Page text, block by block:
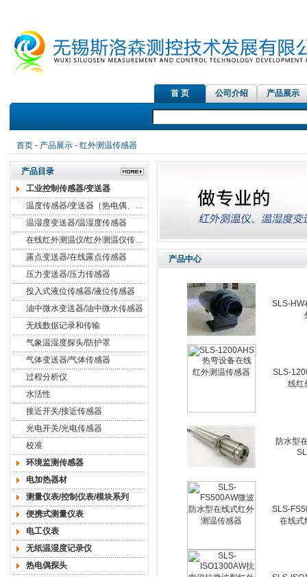
首 页 公司介绍 产品展示
首页- 产品展示- 红外测温传感器
产品目录
工业控制传感器/变送器
温度传感器/变送器（热电偶、热电阻）
温湿度变送器/温湿度传感器
在线红外测温仪/红外测温仪传感器
露点变送器/在线露点传感器
压力变送器/压力传感器
投入式液位传感器/液位传感器
油中微水变送器/油中微水传感器
无线数据记录和传输
气象温湿度探头/防护罩
气体变送器/气体传感器
过程分析仪
水活性
接近开关/接近传感器
光电开关/光电传感器
校准
环境监测传感器
电加热器材
测量仪表/控制仪表/模块系列
便携式测量仪表
电工仪表
无纸温湿度记录仪
热电偶探头
产品中心
SLS-HW
SLS-
线红
防水型
SLS-
在线式